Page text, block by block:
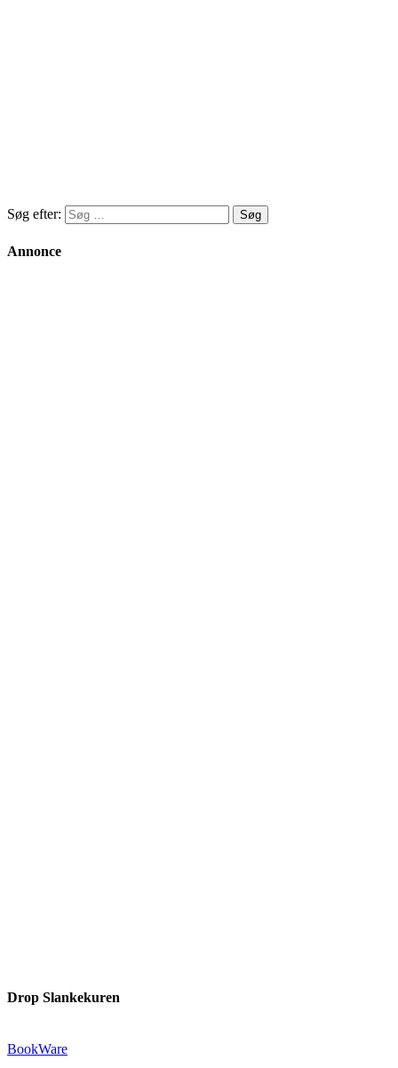
Søg efter:
Annonce
Drop Slankekuren
BookWare